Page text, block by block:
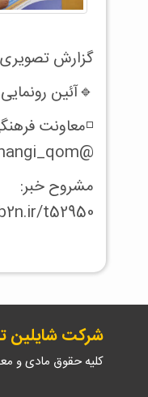
گزارش تصویری
🔹آئین
◽️معاونت
@moavenat_farhangi_qom
مشروح خبر:
t52950
شرکت شایلین
کلیه حقوق مادی و